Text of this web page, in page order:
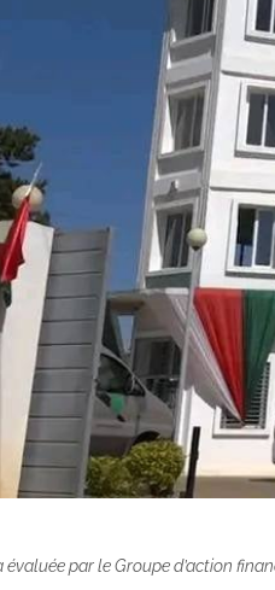
par le Groupe d’action